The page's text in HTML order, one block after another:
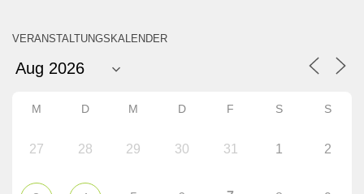
VERANSTALTUNGSKALENDER
M D M D F S S
27 28 29 30 31 1 2